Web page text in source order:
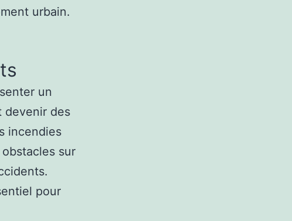
urbain.
un
devenir des
incendies
sur
pour